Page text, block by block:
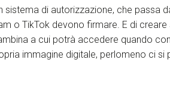
sistema di autorizzazione, che passa
o TikTok devono firmare. E di
a cui potrà accedere quando
immagine digitale, perlomeno ci si